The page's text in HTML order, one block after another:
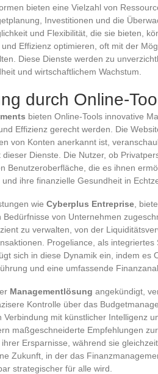
bieten eine Vielzahl von
Investitionen und die
und Flexibilität, die sie bieten,
Effizienz optimieren, oft mit der
Diese Dienste werden zu
und wirtschaftlichem Wachstum.
durch Online-
bieten Online-Tools innovative
Effizienz gerecht werden. Die
von Konten anerkannt ist,
Dienste. Die Nutzer, ob
Benutzeroberfläche, die es ihnen
ihre finanzielle Gesundheit in
wie Cyberplus Entreprise ,
von Unternehmen
zu verwalten, von der
Progeliance, als integriertes
sich in diese Dynamik ein, indem es
und eine umfassende
Managementlösung angekündigt,
Kontrolle über das
Verbindung mit künstlicher Intelligenz
maßgeschneiderte Empfehlungen
Ersparnisse, während sie
Zukunft, in der das
strategischer für alle wird.